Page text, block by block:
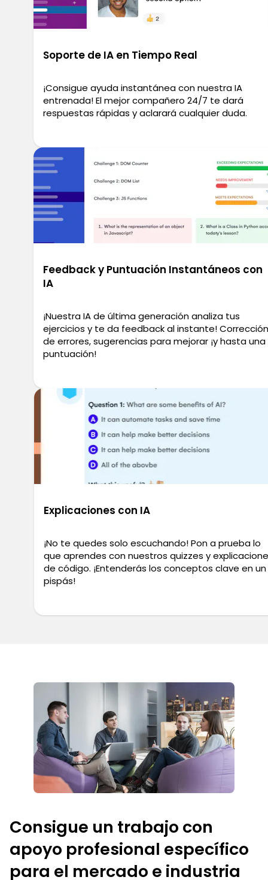
Soporte de IA en Tiempo Real
¡Consigue ayuda instantánea con nuestra IA
entrenada! El mejor compañero 24/7 te dará
respuestas rápidas y aclarará cualquier duda.
Feedback y Puntuación Instantáneos con
IA
¡Nuestra IA de última generación analiza tus
ejercicios y te da feedback al instante! Corrección
de errores, sugerencias para mejorar ¡y hasta una
puntuación!
Explicaciones con IA
¡No te quedes solo escuchando! Pon a prueba lo
que aprendes con nuestros quizzes y
de código. ¡Entenderás los conceptos clave en un
pispás!
Consigue un trabajo con
apoyo profesional específico
para el mercado e industria